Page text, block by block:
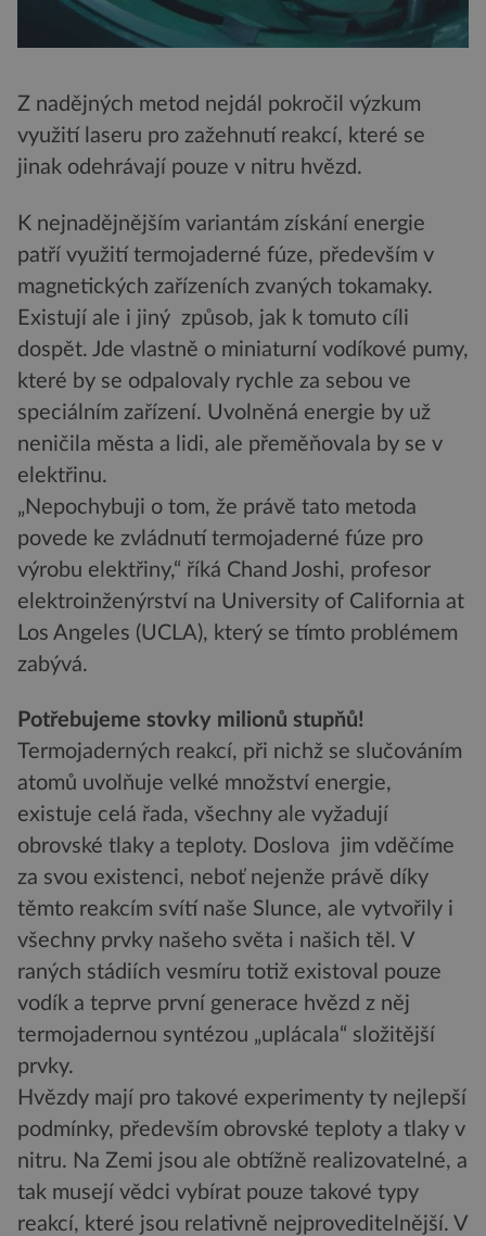
Z nadějných metod nejdál pokročil výzkum
využití laseru pro zažehnutí reakcí, které se
jinak odehrávají pouze v nitru hvězd.
K nejnadějnějším variantám získání energie
patří využití termojaderné fúze, především v
magnetických zařízeních zvaných tokamaky.
Existují ale i jiný způsob, jak k tomuto cíli
dospět. Jde vlastně o miniaturní vodíkové pumy,
které by se odpalovaly rychle za sebou ve
speciálním zařízení. Uvolněná energie by už
neničila města a lidi, ale přeměňovala by se v
elektřinu.
„Nepochybuji o tom, že právě tato metoda
povede ke zvládnutí termojaderné fúze pro
výrobu elektřiny,“ říká Chand Joshi, profesor
elektroinženýrství na University of California at
Los Angeles (UCLA), který se tímto problémem
zabývá.
Potřebujeme stovky milionů stupňů!
Termojaderných reakcí, při nichž se slučováním
atomů uvolňuje velké množství energie,
existuje celá řada, všechny ale vyžadují
obrovské tlaky a teploty. Doslova jim vděčíme
za svou existenci, neboť nejenže právě díky
těmto reakcím svítí naše Slunce, ale vytvořily i
všechny prvky našeho světa i našich těl. V
raných stádiích vesmíru totiž existoval pouze
vodík a teprve první generace hvězd z něj
termojadernou syntézou „uplácala“ složitější
prvky.
Hvězdy mají pro takové experimenty ty nejlepší
podmínky, především obrovské teploty a tlaky v
nitru. Na Zemi jsou ale obtížně realizovatelné, a
tak musejí vědci vybírat pouze takové typy
reakcí, které jsou relativně nejproveditelnější. V